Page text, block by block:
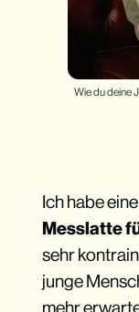
Wie du deine
Ich habe
Messlatte
sehr
junge
mehr